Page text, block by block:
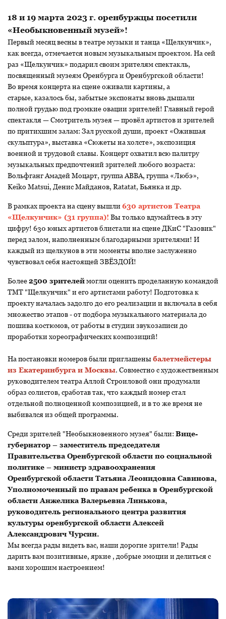
18 и 19 марта 2023 г. оренбуржцы посетили
«Необыкновенный музей»!
Первый месяц весны в театре музыки и танца «Щелкунчик»,
как всегда, отмечается новым музыкальным проектом. На сей
раз «Щелкунчик» подарил своим зрителям спектакль,
посвященный музеям Оренбурга и Оренбургской области!
Во время концерта на сцене оживали картины, а
старые, казалось бы, забытые экспонаты вновь дышали
полной грудью под громкие овации зрителей! Главный герой
спектакля — Смотритель музея — провёл артистов и зрителей
по притихшим залам: Зал русской души, проект «Ожившая
скульптура», выставка «Сюжеты на холсте», экспозиция
военной и трудовой славы. Концерт охватил всю палитру
музыкальных предпочтений зрителей любого возраста:
Вольфганг Амадей Моцарт, группа ABBA, группа «Любэ»,
Keiko Matsui, Денис Майданов, Ratatat, Бьянка и др.
В рамках проекта на сцену вышли 630 артистов Театра
«Щелкунчик» (31 группа)! Вы только вдумайтесь в эту
цифру! 630 юных артистов блистали на сцене ДКиС "Газовик"
перед залом, наполненным благодарными зрителями! И
каждый из щелкунов в эти моменты вполне заслуженно
чувствовал себя настоящей ЗВЁЗДОЙ!
Более2500 зрителеймогли оценить проделанную командой
ТМТ "Щелкунчик" и его артистами работу! Подготовка к
проекту началась задолго до его реализации и включала в себя
множество этапов - от подбора музыкального материала до
пошива костюмов, от работы в студии звукозаписи до
проработки хореографических композиций!
На постановки номеров были приглашеныбалетмейстеры
из Екатеринбурга и Москвы. Совместно с художественным
руководителем театра Аллой Строиловой они продумали
образ солистов, сработав так, что каждый номер стал
отдельной полноценной композицией, и в то же время не
выбивался из общей программы.
Среди зрителей "Необыкновенного музея" были: Вице-
губернатор – заместитель председателя
Правительства Оренбургской области по социальной
политике – министр здравоохранения
Оренбургской области Татьяна Леонидовна Савинова,
Уполномоченный по правам ребенка в Оренбургской
области Анжелика Валерьевна Линькова,
руководитель регионального центра развития
культуры оренбургской области Алексей
Александрович Чурсин.
Мы всегда рады видеть вас, наши дорогие зрители! Рады
дарить вам позитивные, яркие , добрые эмоции и делиться с
вами хорошим настроением!